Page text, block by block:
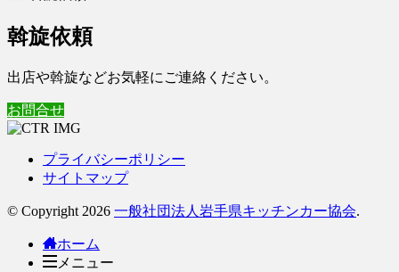
斡旋依頼
出店や斡旋などお気軽にご連絡ください。
お問合せ
プライバシーポリシー
サイトマップ
© Copyright 2026 一般社団法人岩手県キッチンカー協会.
ホーム
メニュー